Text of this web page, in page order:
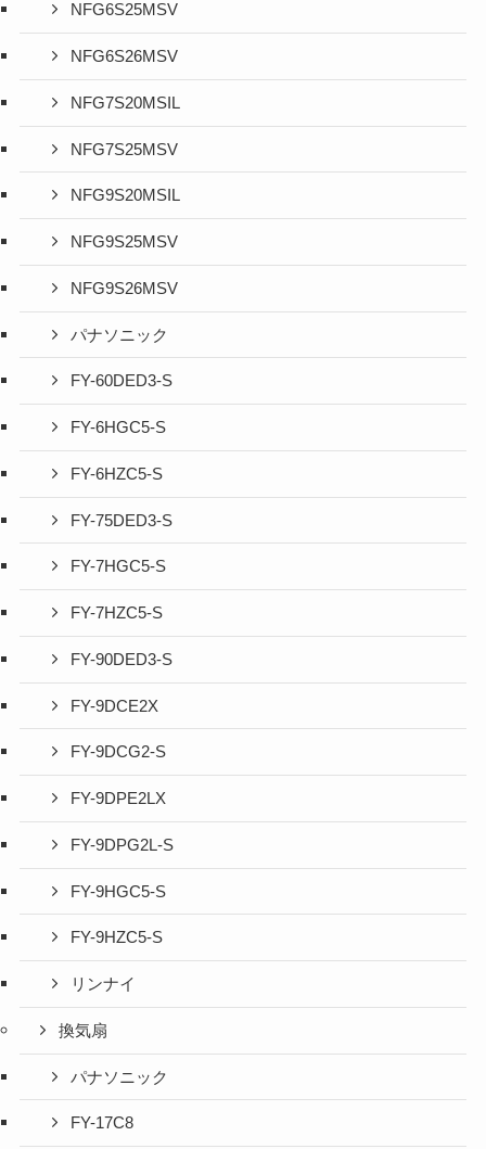
NFG6S25MSV
NFG6S26MSV
NFG7S20MSIL
NFG7S25MSV
NFG9S20MSIL
NFG9S25MSV
NFG9S26MSV
パナソニック
FY-60DED3-S
FY-6HGC5-S
FY-6HZC5-S
FY-75DED3-S
FY-7HGC5-S
FY-7HZC5-S
FY-90DED3-S
FY-9DCE2X
FY-9DCG2-S
FY-9DPE2LX
FY-9DPG2L-S
FY-9HGC5-S
FY-9HZC5-S
リンナイ
換気扇
パナソニック
FY-17C8